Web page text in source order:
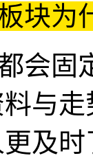
块为
会固
与
及